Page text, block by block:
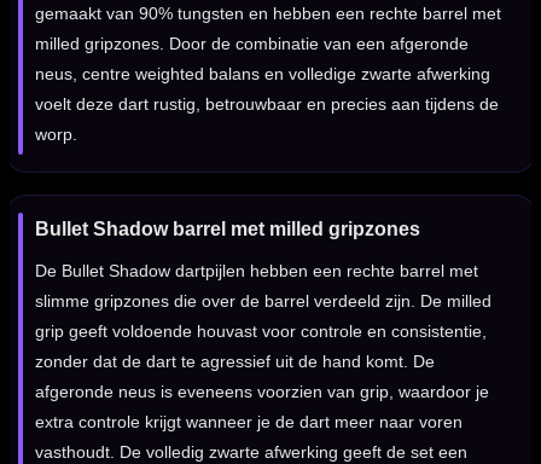
gemaakt van 90% tungsten en hebben een rechte barrel met
milled gripzones. Door de combinatie van een afgeronde
neus, centre weighted balans en volledige zwarte afwerking
voelt deze dart rustig, betrouwbaar en precies aan tijdens de
worp.
Bullet Shadow barrel met milled gripzones
De Bullet Shadow dartpijlen hebben een rechte barrel met
slimme gripzones die over de barrel verdeeld zijn. De milled
grip geeft voldoende houvast voor controle en consistentie,
zonder dat de dart te agressief uit de hand komt. De
afgeronde neus is eveneens voorzien van grip, waardoor je
extra controle krijgt wanneer je de dart meer naar voren
vasthoudt. De volledig zwarte afwerking geeft de set een